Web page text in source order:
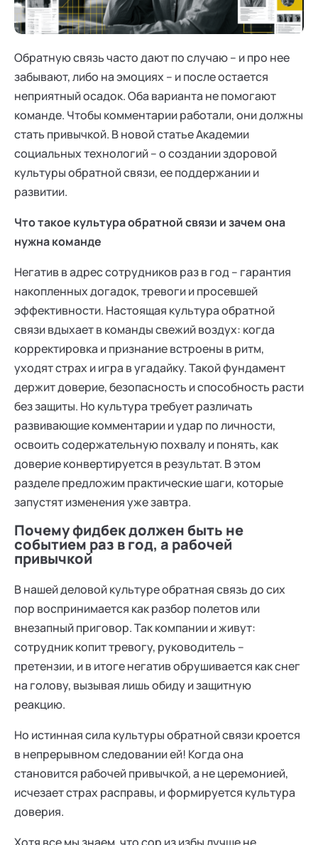
Обратную связь часто дают по случаю – и про нее
забывают, либо на эмоциях – и после остается
неприятный осадок. Оба варианта не помогают
команде. Чтобы комментарии работали, они должны
стать привычкой. В новой статье Академии
социальных технологий – о создании здоровой
культуры обратной связи, ее поддержании и
развитии.
Что такое культура обратной связи и зачем она
нужна команде
Негатив в адрес сотрудников раз в год – гарантия
накопленных догадок, тревоги и просевшей
эффективности. Настоящая культура обратной
связи вдыхает в команды свежий воздух: когда
корректировка и признание встроены в ритм,
уходят страх и игра в угадайку. Такой фундамент
держит доверие, безопасность и способность расти
без защиты. Но культура требует различать
развивающие комментарии и удар по личности,
освоить содержательную похвалу и понять, как
доверие конвертируется в результат. В этом
разделе предложим практические шаги, которые
запустят изменения уже завтра.
Почему фидбек должен быть не
событием раз в год, а рабочей
привычкой
В нашей деловой культуре обратная связь до сих
пор воспринимается как разбор полетов или
внезапный приговор. Так компании и живут:
сотрудник копит тревогу, руководитель –
претензии, и в итоге негатив обрушивается как снег
на голову, вызывая лишь обиду и защитную
реакцию.
Но истинная сила культуры обратной связи кроется
в непрерывном следовании ей! Когда она
становится рабочей привычкой, а не церемонией,
исчезает страх расправы, и формируется культура
доверия.
Профессионалам
Поддержка
Режим работы и тп